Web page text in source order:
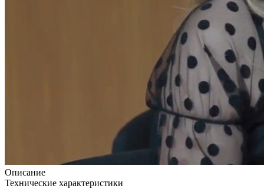
Описание
Технические характеристики